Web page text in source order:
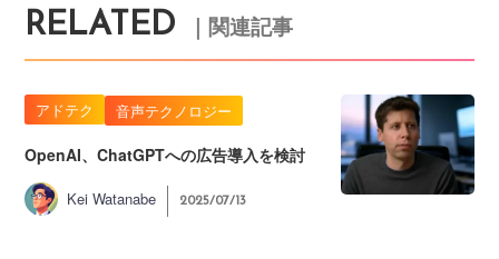
RELATED ｜関連記事
アドテク 音声テクノロジー
OpenAI、ChatGPTへの広告導入を検討
Kei Watanabe 2025/07/13